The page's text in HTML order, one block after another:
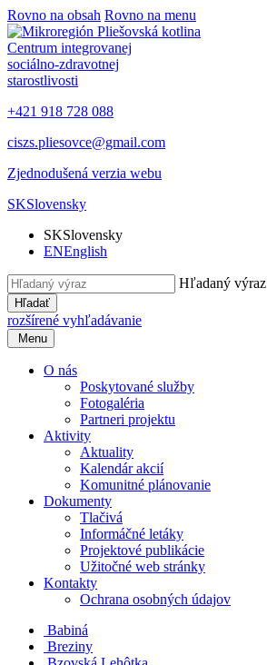
Rovno na obsah Rovno na menu
Centrum integrovanej
sociálno-zdravotnej
starostlivosti
+421 918 728 088
ciszs.pliesovce@gmail.com
Zjednodušená verzia webu
SKSlovensky
SKSlovensky
ENEnglish
Hľadaný výraz
Hľadať
rozšírené vyhľadávanie
Menu
O nás
Poskytované služby
Fotogaléria
Partneri projektu
Aktivity
Aktuality
Kalendár akcií
Komunitné plánovanie
Dokumenty
Tlačivá
Informáčné letáky
Projektové publikácie
Užitočné web stránky
Kontakty
Ochrana osobných údajov
Babiná
Breziny